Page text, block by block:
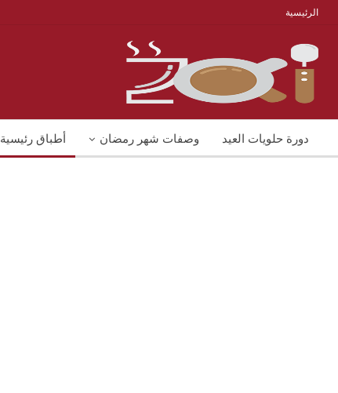
الرئيسية
دورة حلويات العيد وصفات شهر رمضان أطباق رئيسية